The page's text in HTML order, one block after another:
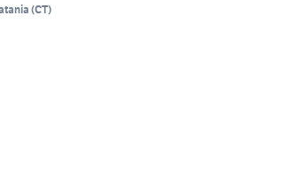
(CT)